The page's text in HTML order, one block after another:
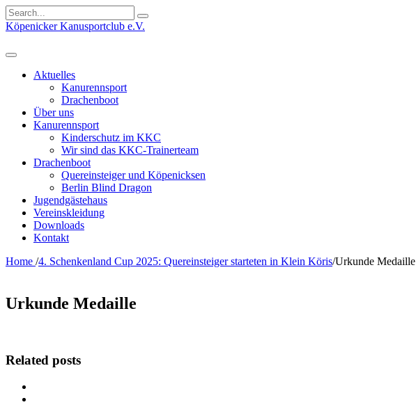
Search
for:
Köpenicker Kanusportclub e.V.
Aktuelles
Kanurennsport
Drachenboot
Über uns
Kanurennsport
Kinderschutz im KKC
Wir sind das KKC-Trainerteam
Drachenboot
Quereinsteiger und Köpenicksen
Berlin Blind Dragon
Jugendgästehaus
Vereinskleidung
Downloads
Kontakt
Home /4. Schenkenland Cup 2025: Quereinsteiger starteten in Klein Köris/Urkunde Medaille
Urkunde Medaille
Related posts